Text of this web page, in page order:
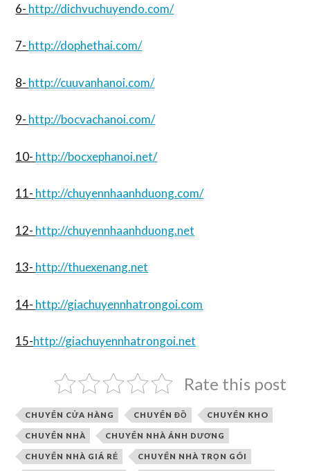
6- http://dichvuchuyendo.com/
7- http://dophethai.com/
8- http://cuuvanhanoi.com/
9- http://bocvachanoi.com/
10- http://bocxephanoi.net/
11- http://chuyennhaanhduong.com/
12- http://chuyennhaanhduong.net
13- http://thuexenang.net
14- http://giachuyennhatrongoi.com
15-http://giachuyennhatrongoi.net
Rate this post
CHUYỂN CỬA HÀNG CHUYỂN ĐỒ CHUYỂN KHO
CHUYỂN NHÀ CHUYỂN NHÀ ÁNH DƯƠNG
CHUYỂN NHÀ GIÁ RẺ CHUYỂN NHÀ TRỌN GÓI